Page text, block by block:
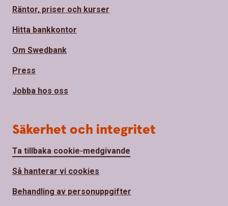
Räntor, priser och kurser
Hitta bankkontor
Om Swedbank
Press
Jobba hos oss
Säkerhet och integritet
Ta tillbaka cookie-medgivande
Så hanterar vi cookies
Behandling av personuppgifter